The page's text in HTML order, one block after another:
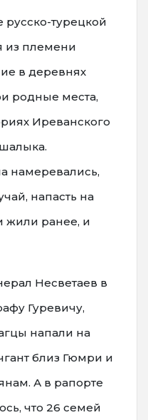
русско-турецкой
из племени
в деревнях
родные места,
Иреванского
намеревались,
напасть на
жили ранее, и
Несветаев в
Гуревичу,
напали на
близ Гюмри и
А в рапорте
что 26 семей